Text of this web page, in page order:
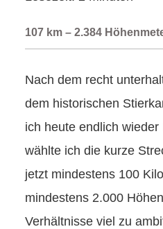
107 km – 2.384
Nach dem recht
dem historischen
ich heute endlich
wählte ich die kurze
jetzt mindestens 100
mindestens 2.000
Verhältnisse viel zu